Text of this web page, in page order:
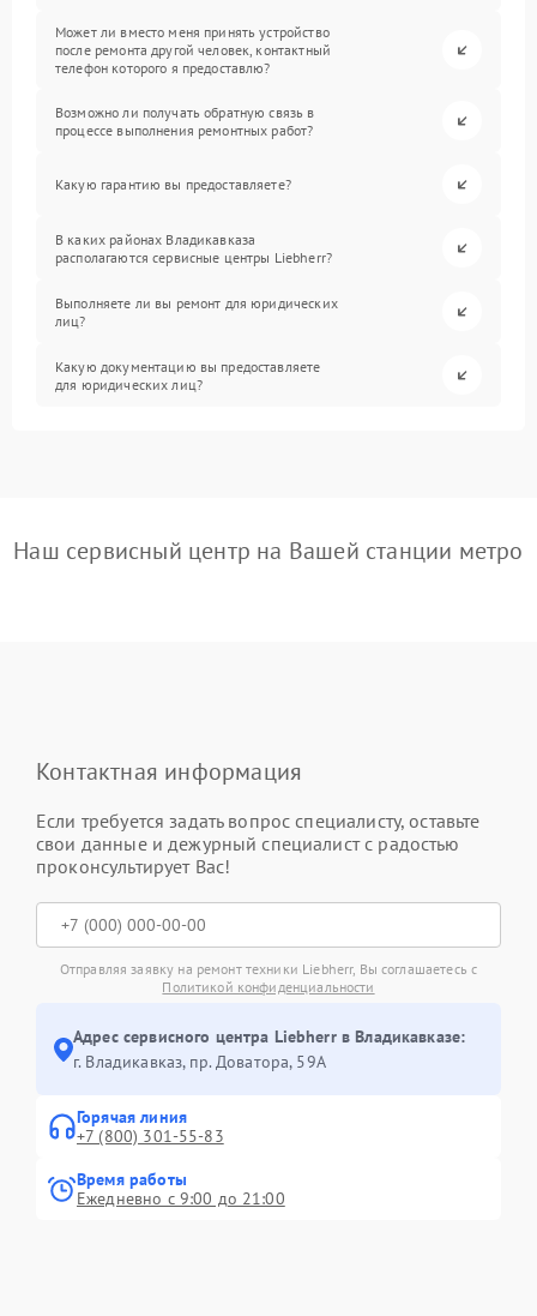
Может ли вместо меня принять устройство
после ремонта другой человек, контактный
телефон которого я предоставлю?
Возможно ли получать обратную связь в
процессе выполнения ремонтных работ?
Какую гарантию вы предоставляете?
В каких районах Владикавказа
располагаются сервисные центры Liebherr?
Выполняете ли вы ремонт для юридических
лиц?
Какую документацию вы предоставляете
для юридических лиц?
Наш сервисный центр на Вашей станции метро
Контактная информация
Если требуется задать вопрос специалисту, оставьте
свои данные и дежурный специалист с радостью
проконсультирует Вас!
Отправляя заявку на ремонт техники Liebherr, Вы соглашаетесь с
Политикой конфиденциальности
Адрес сервисного центра Liebherr в Владикавказе:
г. Владикавказ, пр. Доватора, 59А
Горячая линия
+7 (800) 301-55-83
Время работы
Ежедневно с 9:00 до 21:00